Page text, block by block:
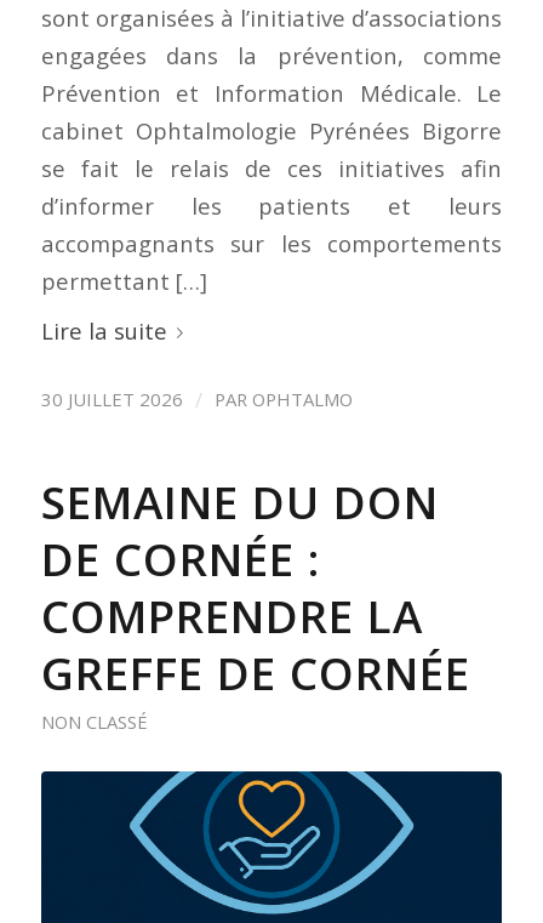
sont organisées à l’initiative d’associations
engagées dans la prévention, comme
Prévention et Information Médicale. Le
cabinet Ophtalmologie Pyrénées Bigorre
se fait le relais de ces initiatives afin
d’informer les patients et leurs
accompagnants sur les comportements
permettant […]
Lire la suite
30 JUILLET 2026 / PAR OPHTALMO
SEMAINE DU DON
DE CORNÉE :
COMPRENDRE LA
GREFFE DE CORNÉE
NON CLASSÉ